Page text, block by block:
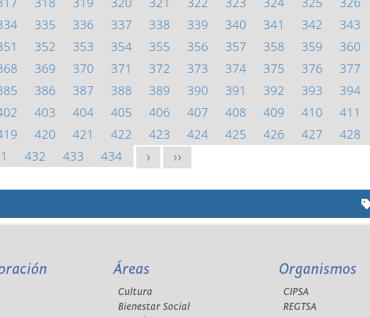
335 336 337 338 339 340 341 342
343
352 353 354 355 356 357 358 359
360
369 370 371 372 373 374 375 376
377
386 387 388 389 390 391 392 393
394
403 404 405 406 407 408 409 410
411
420 421 422 423 424 425 426 427
428
432 433 434 > >>
Áreas
Cultura
Bienestar Social
Organismos
CIPSA
REGTSA